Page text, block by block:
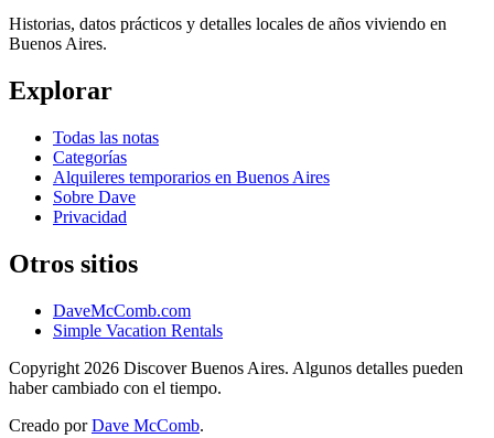
Historias, datos prácticos y detalles locales de años viviendo en
Buenos Aires.
Explorar
Todas las notas
Categorías
Alquileres temporarios en Buenos Aires
Sobre Dave
Privacidad
Otros sitios
DaveMcComb.com
Simple Vacation Rentals
Copyright 2026 Discover Buenos Aires. Algunos detalles pueden
haber cambiado con el tiempo.
Creado porDave McComb.